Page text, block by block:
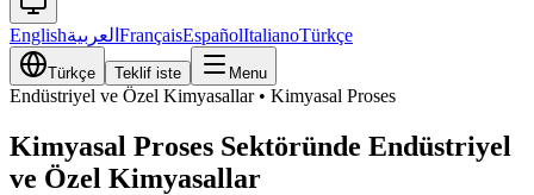
Englishالعربية FrançaisEspañolItalianoTürkçe
Türkçe Teklif iste Menu
Endüstriyel ve Özel Kimyasallar• Kimyasal Proses
Kimyasal Proses Sektöründe Endüstriyel
ve Özel Kimyasallar